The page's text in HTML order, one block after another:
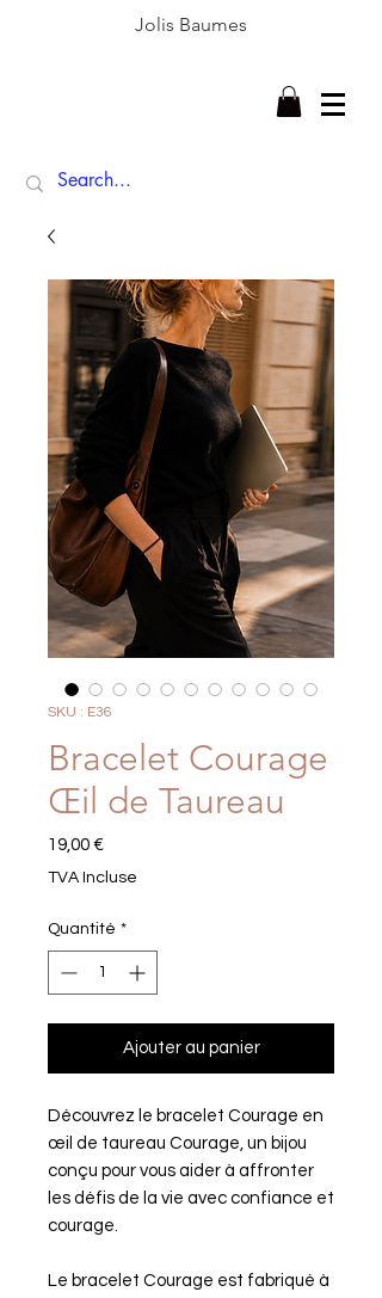
Jolis Baumes
SKU : E36
Bracelet Courage
Œil de Taureau
19,00 €Prix
TVA Incluse
Quantité *
Ajouter au panier
Découvrez le bracelet Courage en
œil de taureau Courage, un bijou
conçu pour vous aider à affronter
les défis de la vie avec confiance et
courage.
Le bracelet Courage est fabriqué à